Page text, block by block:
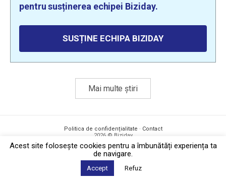
pentru susținerea echipei Biziday.
SUSȚINE ECHIPA BIZIDAY
Mai multe știri
Politica de confidențialitate · Contact
2026 © Biziday
Acest site foloseşte cookies pentru a îmbunătăți experiența ta
de navigare.
Accept Refuz